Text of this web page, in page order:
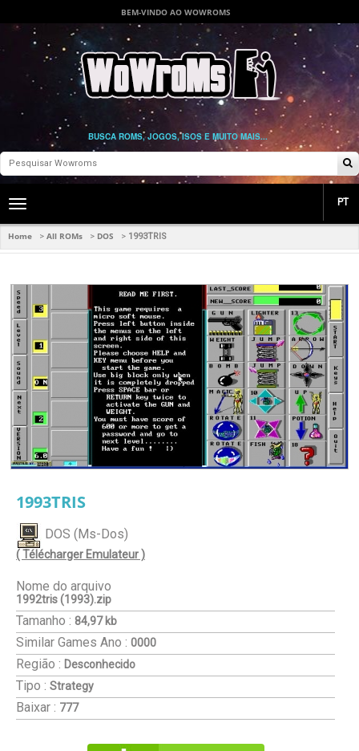
BEM-VINDO AO WOWROMS
BUSCA ROMS, JOGOS, ISOS E MUITO MAIS...
Toggle
navigation
PT
Home > All ROMs > DOS > 1993TRIS
1993TRIS
DOS (Ms-Dos)
( Télécharger Emulateur )
Nome do arquivo
1992tris (1993).zip
Tamanho : 84,97 kb
Similar Games Ano : 0000
Região : Desconhecido
Tipo : Strategy
Baixar : 777